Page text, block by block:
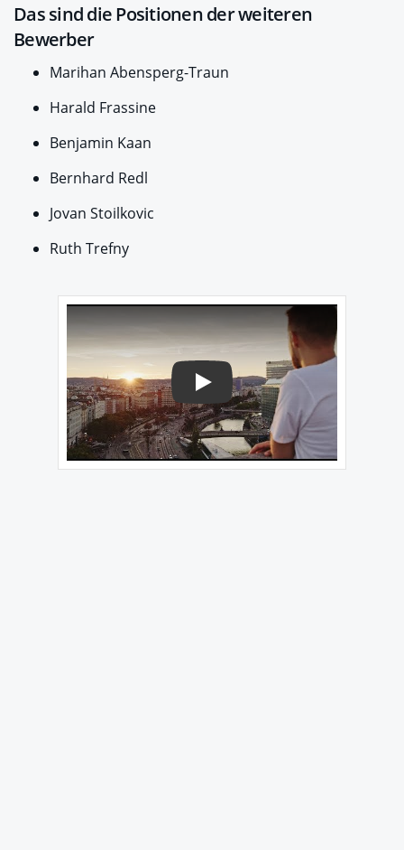
Das sind die Positionen der weiteren
Bewerber
Marihan Abensperg-Traun
Harald Frassine
Benjamin Kaan
Bernhard Redl
Jovan Stoilkovic
Ruth Trefny
Play